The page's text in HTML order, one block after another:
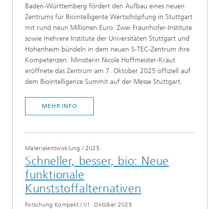
Baden-Württemberg fördert den Aufbau eines neuen
Zentrums für Biointelligente Wertschöpfung in Stuttgart
mit rund neun Millionen Euro. Zwei Fraunhofer-Institute
sowie mehrere Institute der Universitäten Stuttgart und
Hohenheim bündeln in dem neuen S-TEC-Zentrum ihre
Kompetenzen. Ministerin Nicole Hoffmeister-Kraut
eröffnete das Zentrum am 7. Oktober 2025 offiziell auf
dem Biointelligence Summit auf der Messe Stuttgart.
MEHR INFO
Materialentwicklung / 2025
Schneller, besser, bio: Neue
funktionale
Kunststoffalternativen
Forschung Kompakt/01. Oktober 2025